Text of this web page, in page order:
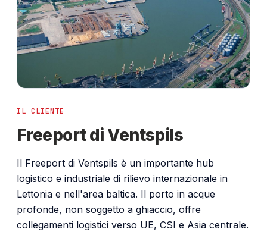
IL CLIENTE
Freeport di Ventspils
Il Freeport di Ventspils è un importante hub
logistico e industriale di rilievo internazionale in
Lettonia e nell'area baltica. Il porto in acque
profonde, non soggetto a ghiaccio, offre
collegamenti logistici verso UE, CSI e Asia centrale.